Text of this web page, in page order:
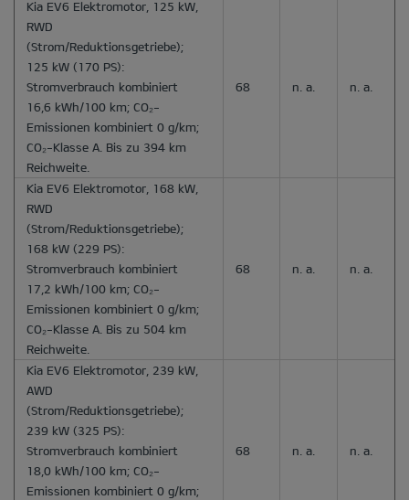
Kia EV6 Elektromotor, 125 kW,
RWD
(Strom/Reduktionsgetriebe);
125 kW (170 PS):
Stromverbrauch kombiniert
16,6 kWh/100 km; CO₂-
Emissionen kombiniert 0 g/km;
CO₂-Klasse A. Bis zu 394 km
Reichweite.
68 n. a. n. a.
Kia EV6 Elektromotor, 168 kW,
RWD
(Strom/Reduktionsgetriebe);
168 kW (229 PS):
Stromverbrauch kombiniert
17,2 kWh/100 km; CO₂-
Emissionen kombiniert 0 g/km;
CO₂-Klasse A. Bis zu 504 km
Reichweite.
68 n. a. n. a.
Kia EV6 Elektromotor, 239 kW,
AWD
(Strom/Reduktionsgetriebe);
239 kW (325 PS):
Stromverbrauch kombiniert
18,0 kWh/100 km; CO₂-
Emissionen kombiniert 0 g/km;
68 n. a. n. a.